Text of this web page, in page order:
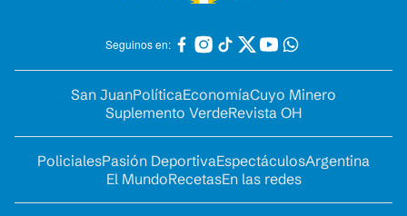
Seguinos en:
San JuanPolíticaEconomíaCuyo Minero
Suplemento VerdeRevista OH
PolicialesPasión DeportivaEspectáculosArgentina
El MundoRecetasEn las redes